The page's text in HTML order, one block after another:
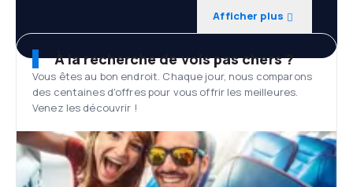
Afficher plus
À la recherche de vols pas chers ?
Vous êtes au bon endroit. Chaque jour, nous comparons
des centaines d'offres pour vous offrir les meilleures.
Venez les découvrir !